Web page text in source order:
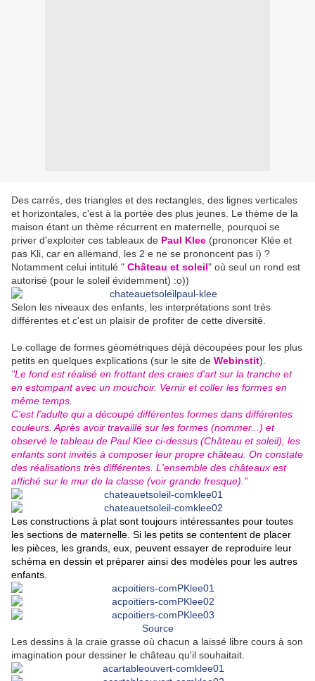
Des carrés, des triangles et des rectangles, des lignes verticales
et horizontales, c'est à la portée des plus jeunes. Le thème de la
maison étant un thème récurrent en maternelle, pourquoi se
priver d'exploiter ces tableaux de Paul Klee (prononcer Klée et
pas Kli, car en allemand, les 2 e ne se prononcent pas i) ?
Notamment celui intitulé " Château et soleil" où seul un rond est
autorisé (pour le soleil évidemment) :o))
Selon les niveaux des enfants, les interprétations sont très
différentes et c'est un plaisir de profiter de cette diversité.
Le collage de formes géométriques déjà découpées pour les plus
petits en quelques explications (sur le site de Webinstit).
"Le fond est réalisé en frottant des craies d'art sur la tranche et
en estompant avec un mouchoir. Vernir et coller les formes en
même temps.
C'est l'adulte qui a découpé différentes formes dans différentes
couleurs. Après avoir travaillé sur les formes (nommer...) et
observé le tableau de Paul Klee ci-dessus (Château et soleil), les
enfants sont invités à composer leur propre château. On constate
des réalisations très différentes. L'ensemble des châteaux est
affiché sur le mur de la classe (voir grande fresque)."
Les constructions à plat sont toujours intéressantes pour toutes
les sections de maternelle. Si les petits se contentent de placer
les pièces, les grands, eux, peuvent essayer de reproduire leur
schéma en dessin et préparer ainsi des modèles pour les autres
enfants.
Source
Les dessins à la craie grasse où chacun a laissé libre cours à son
imagination pour dessiner le château qu'il souhaitait.